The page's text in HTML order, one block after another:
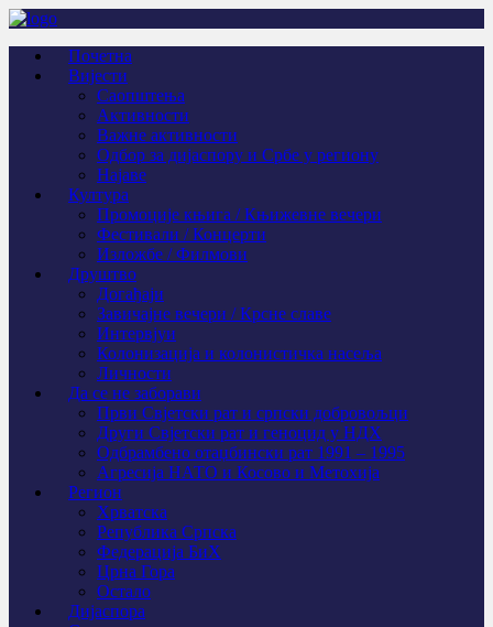
Почетна
Вијести
Саопштења
Активности
Важне активности
Одбор за дијаспору и Србе у региону
Најаве
Култура
Промоције књига / Књижевне вечери
Фестивали / Концерти
Изложбе / Филмови
Друштво
Догађаји
Завичајне вечери / Крсне славе
Интервјуи
Колонизација и колонистичка насеља
Личности
Да се не заборави
Први Свјeтски рат и српски добровољци
Други Свјетски рат и геноцид у НДХ
Одбрамбено отаџбински рат 1991 – 1995
Агресија НАТО и Косово и Метохија
Регион
Хрватска
Република Српска
Федерација БиХ
Црна Гора
Остало
Дијаспора